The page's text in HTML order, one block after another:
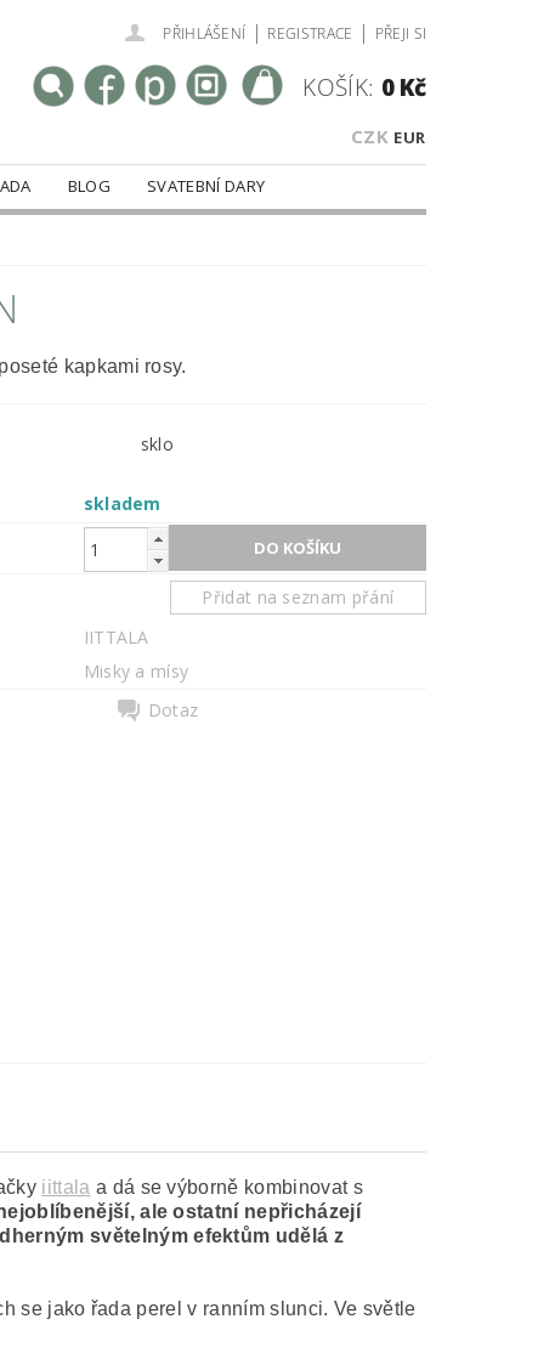
PŘIHLÁŠENÍ | REGISTRACE | PŘEJI SI
CZK EUR
KOŠÍK: 0 Kč
BLOG
SVATEBNÍ DARY
kapkami rosy.
sklo
skladem
Přidat na seznam přání
IITTALA
Misky a mísy
Dotaz
iittala a dá se výborně kombinovat s
ale ostatní nepřicházejí
světelným efektům udělá z
se jako řada perel v ranním slunci. Ve světle